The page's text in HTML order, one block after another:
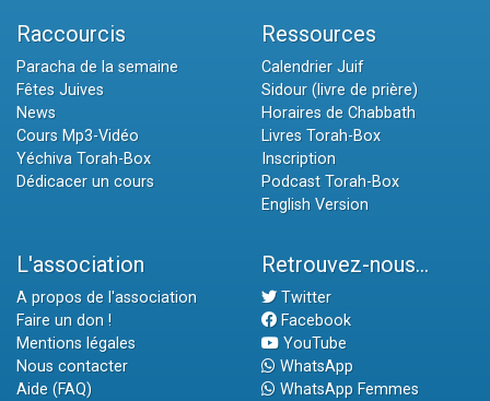
Raccourcis
Paracha de la semaine
Fêtes Juives
News
Cours Mp3-Vidéo
Yéchiva Torah-Box
Dédicacer un cours
Ressources
Calendrier Juif
Sidour (livre de prière)
Horaires de Chabbath
Livres Torah-Box
Inscription
Podcast Torah-Box
English Version
L'association
A propos de l'association
Faire un don !
Mentions légales
Nous contacter
Aide (FAQ)
Retrouvez-nous...
Twitter
Facebook
YouTube
WhatsApp
WhatsApp Femmes